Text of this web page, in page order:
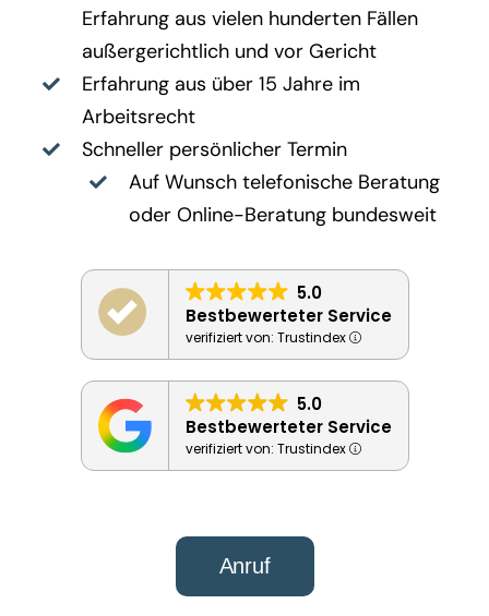
Erfahrung aus vielen hunderten Fällen
außergerichtlich und vor Gericht
Erfahrung aus über 15 Jahre im
Arbeitsrecht
Schneller persönlicher Termin
Auf Wunsch telefonische Beratung
oder Online-Beratung bundesweit
5.0
Bestbewerteter Service
verifiziert von: Trustindex
5.0
Bestbewerteter Service
verifiziert von: Trustindex
Anruf